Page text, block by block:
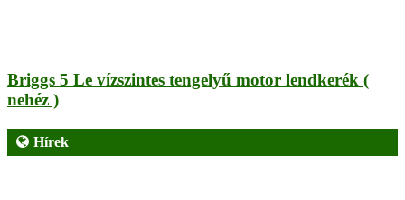
Briggs 5 Le vízszintes tengelyű motor lendkerék (
nehéz )
Hírek